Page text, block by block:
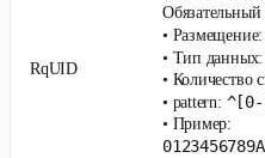
RqUID
Обязательный
• Размещение:
• Тип данных:
• Количество
• pattern: ^[0-
• Пример: